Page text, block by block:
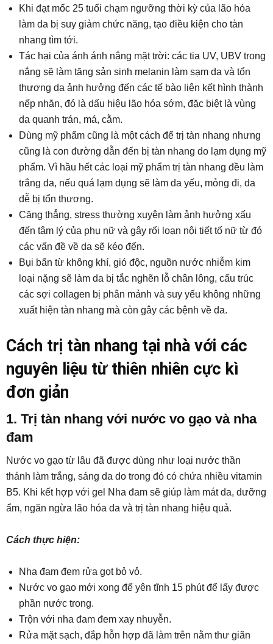
Khi đạt mốc 25 tuổi chạm ngưỡng thời kỳ của lão hóa
làm da bị suy giảm chức năng, tạo điều kiện cho tàn
nhang tìm tới.
Tác hại của ánh ánh nắng mặt trời: các tia UV, UBV trong
nắng sẽ làm tăng sản sinh melanin làm sạm da và tổn
thương da ảnh hưởng đến các tế bào liên kết hình thành
nếp nhăn, đó là dấu hiệu lão hóa sớm, đặc biệt là vùng
da quanh trán, má, cằm.
Dùng mỹ phẩm cũng là một cách để trị tàn nhang nhưng
cũng là con đường dẫn đến bị tàn nhang do lạm dụng mỹ
phẩm. Vì hầu hết các loại mỹ phẩm trị tàn nhang đều làm
trắng da, nếu quá lạm dụng sẽ làm da yếu, mỏng đi, da
dễ bị tổn thương.
Căng thẳng, stress thường xuyên làm ảnh hưởng xấu
đến tâm lý của phụ nữ và gây rối loạn nội tiết tố nữ từ đó
các vấn đề về da sẽ kéo đến.
Bụi bẩn từ không khí, gió độc, nguồn nước nhiễm kim
loại nặng sẽ làm da bị tắc nghẽn lỗ chân lông, cấu trúc
các sợi collagen bị phân mảnh và suy yếu không những
xuất hiện tàn nhang mà còn gây các bệnh về da.
Cách trị tàn nhang tại nhà với các
nguyên liệu từ thiên nhiên cực kì
đơn giản
1. Trị tàn nhang với nước vo gạo và nha
đam
Nước vo gạo từ lâu đã được dùng như loại nước thần
thánh làm trắng, sáng da do trong đó có chứa nhiều vitamin
B5. Khi kết hợp với gel Nha đam sẽ giúp làm mát da, dưỡng
ẩm, ngăn ngừa lão hóa da và trị tàn nhang hiệu quả.
Cách thực hiện:
Nha đam đem rửa gọt bỏ vỏ.
Nước vo gạo mới xong để yên tĩnh 15 phút để lấy được
phần nước trong.
Trộn với nha đam đem xay nhuyễn.
Rửa mặt sạch, đắp hỗn hợp đã làm trên nằm thư giãn